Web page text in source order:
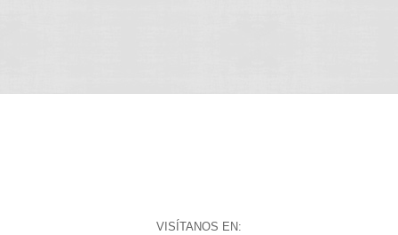
VISÍTANOS EN: